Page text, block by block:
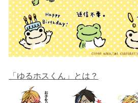
「ゆるホスくん」とは？